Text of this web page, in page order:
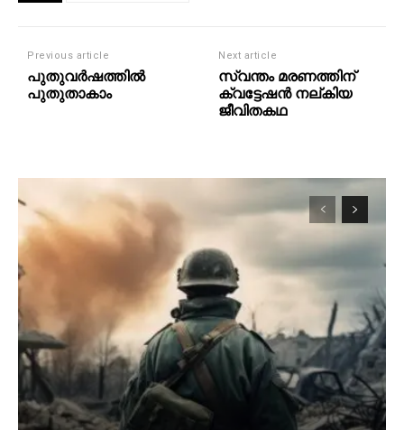
Previous article
പുതുവർഷത്തിൽ
പുതുതാകാം
Next article
സ്വന്തം മരണത്തിന്
ക്വട്ടേഷൻ നല്കിയ
ജീവിതകഥ